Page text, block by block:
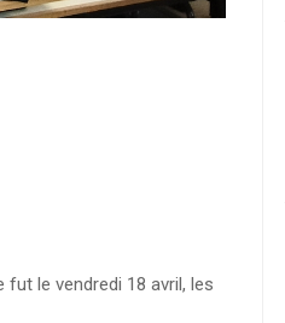
fut le vendredi 18 avril, les